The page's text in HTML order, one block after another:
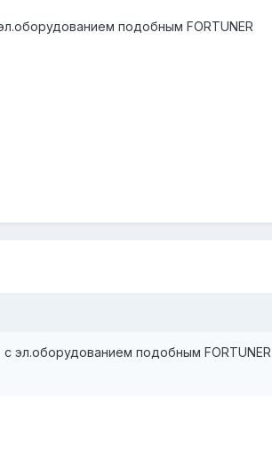
подобным FORTUNER
эл.оборудованием подобным FORTUNER